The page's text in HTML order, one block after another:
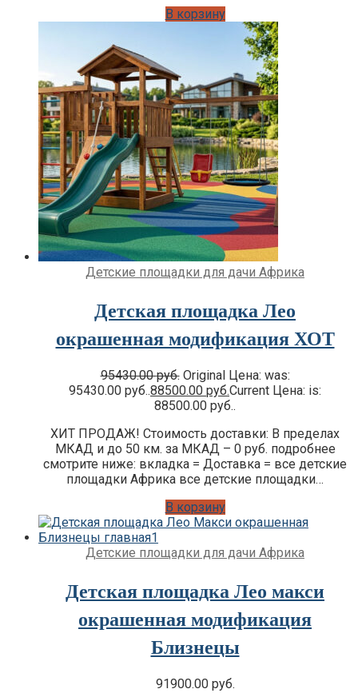
В корзину
Детские площадки для дачи Африка
Детская площадка Лео
окрашенная модификация ХОТ
95430.00руб. Original Цена: was:
95430.00 руб..88500.00 руб.Current Цена: is:
88500.00 руб..
ХИТ ПРОДАЖ! Стоимость доставки: В пределах
МКАД и до 50 км. за МКАД – 0 руб. подробнее
смотрите ниже: вкладка = Доставка = все детские
площадки Африка все детские площадки…
В корзину
Детские площадки для дачи Африка
Детская площадка Лео макси
окрашенная модификация
Близнецы
91900.00 руб.